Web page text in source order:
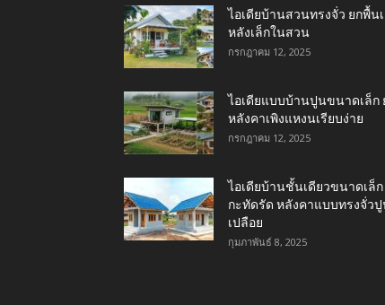
ไอเดียบ้านสวนทรงจั่ว ยกพื้น
หลังเล็กในสวน
กรกฎาคม 12, 2025
ไอเดียแบบบ้านปูนขนาดเล็ก
หลังคาเพิงแหงนเรียบง่าย
กรกฎาคม 12, 2025
ไอเดียบ้านชั้นเดียวขนาดเล็ก
กะทัดรัด หลังคาแบบทรงจั่ว
เปลือย
กุมภาพันธ์ 8, 2025